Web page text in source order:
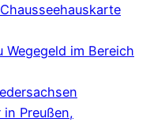
Wegegeld im Bereich
in Preußen,